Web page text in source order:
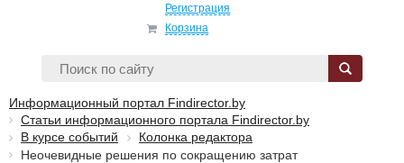
Регистрация
Корзина
Информационный портал Findirector.by
Статьи информационного портала Findirector.by
В курсе событий
Колонка редактора
Неочевидные решения по сокращению затрат